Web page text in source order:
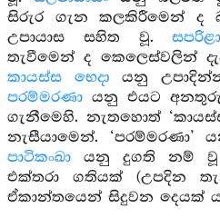
සිරුර ගැන කලකිරීමෙන් ද
උපායාස සහිත වූ.
තැවීමෙන් ද කෙලෙස්වලින්
කායස්ස
භෙදායනු
පරම්මරණා යනු එයට
ගැනීමෙහි. නැතහොත්
නැසීයාමෙන්.
පාටිකංඛා යනු දුගති නම් වූ
එක්තරා ගතියක් (උපදින
ඒකාන්තයෙන් සිදුවන දෙයක්